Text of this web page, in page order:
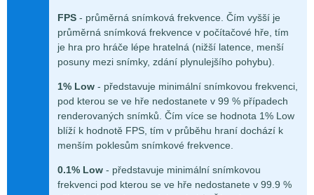
FPS - průměrná snímková frekvence. Čím vyšší je
průměrná snímková frekvence v počítačové hře, tím
je hra pro hráče lépe hratelná (nižší latence, menší
posuny mezi snímky, zdání plynulejšího pohybu).
1% Low - představuje minimální snímkovou frekvenci,
pod kterou se ve hře nedostanete v 99 % případech
renderovaných snímků. Čím více se hodnota 1% Low
blíží k hodnotě FPS, tím v průběhu hraní dochází k
menším poklesům snímkové frekvence.
0.1% Low - představuje minimální snímkovou
frekvenci pod kterou se ve hře nedostanete v 99.9 %